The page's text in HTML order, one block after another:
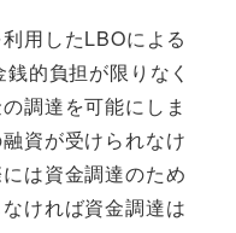
用したLBOによる
的負担が限りなく
調達を可能にしま
資が受けられなけ
は資金調達のため
ければ資金調達は